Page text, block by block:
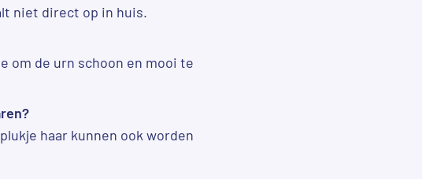
niet direct op in huis.
om de urn schoon en mooi te
haar kunnen ook worden